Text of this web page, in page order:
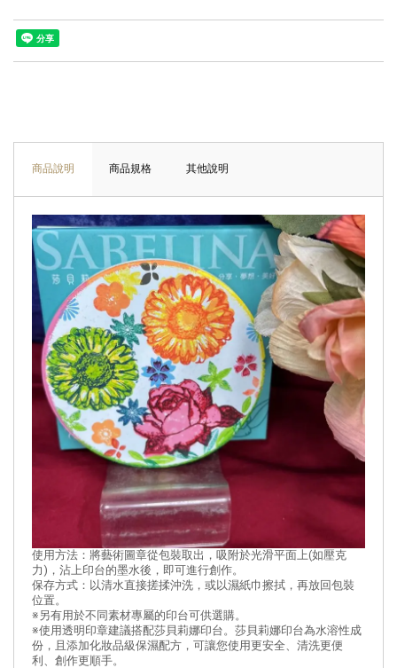
商品說明 商品規格 其他說明
使用方法：將藝術圖章從包裝取出，吸附於光滑平面上(如壓克
力)，沾上印台的墨水後，即可進行創作。
保存方式：以清水直接搓揉沖洗，或以濕紙巾擦拭，再放回包裝
位置。
※另有用於不同素材專屬的印台可供選購。
※使用透明印章建議搭配莎貝莉娜印台。莎貝莉娜印台為水溶性成
份，且添加化妝品級保濕配方，可讓您使用更安全、清洗更便
利、創作更順手。